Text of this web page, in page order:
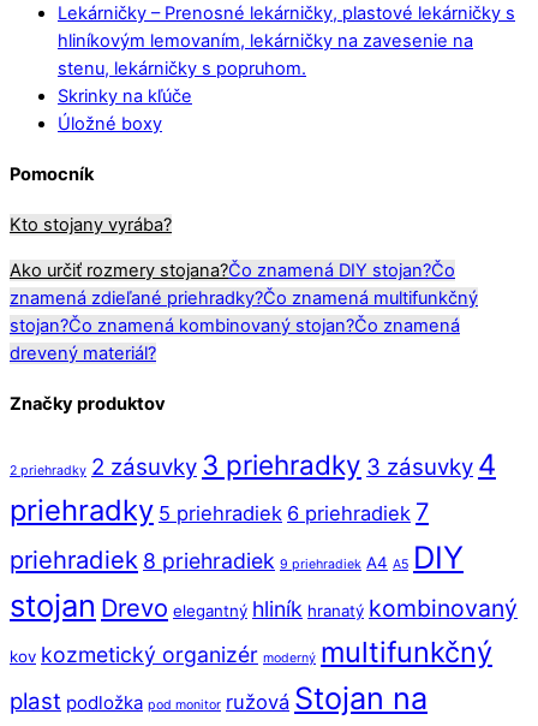
Lekárničky – Prenosné lekárničky, plastové lekárničky s
hliníkovým lemovaním, lekárničky na zavesenie na
stenu, lekárničky s popruhom.
Skrinky na kľúče
Úložné boxy
Pomocník
Kto stojany vyrába?
Ako určiť rozmery stojana?Čo znamená DIY stojan?Čo
znamená zdieľané priehradky?Čo znamená multifunkčný
stojan?Čo znamená kombinovaný stojan?Čo znamená
drevený materiál?
Značky produktov
2 priehradky 2 zásuvky 3 priehradky 3 zásuvky 4
priehradky 5 priehradiek 6 priehradiek 7
priehradiek 8 priehradiek 9 priehradiek A4 A5 DIY
stojan Drevo elegantný hliník hranatý kombinovaný
kov kozmetický organizér moderný multifunkčný
plast podložka pod monitor ružová Stojan na